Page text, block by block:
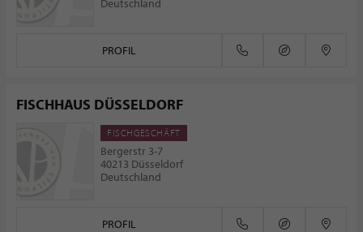
Deutschland
PROFIL
FISCHHAUS DÜSSELDORF
FISCHGESCHÄFT
Bergerstr 3-7
40213 Düsseldorf
Deutschland
PROFIL